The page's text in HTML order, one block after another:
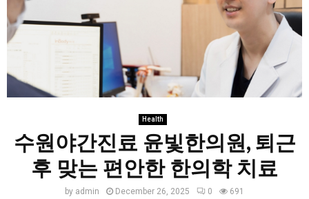
Health
수원야간진료 윤빛한의원, 퇴근
후 맞는 편안한 한의학 치료
by admin December 26, 2025 0 691